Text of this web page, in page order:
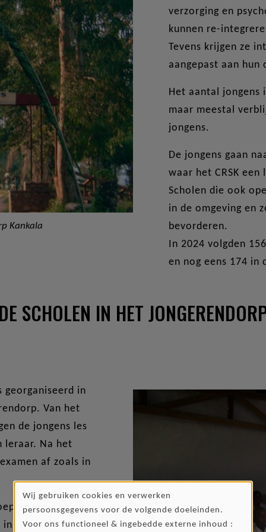
Kankala
verzorging en
kunnen re-
Tevens krijgen ze
aangepast aan
Het aantal jongens
maar meestal
jongens.
De jongens gaan
waar het CRSK
Scholen die ook
in de omgeving en
bevorderen.
In 2024 volgden
en nog eens 174 in
DE SCHOLEN IN HET
georganiseerd in
Van het
de jongens les
leraar. Na het
af zoals in
in
de speciale
GEBRUIK
Wij gebruiken cookies en verwerken
persoonsgegevens voor de volgende doeleinden.
Voor ons functioneel & ingebedde externe inhoud :